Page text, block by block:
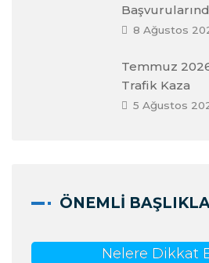
Başvurularınd
8 Ağustos
Temmuz
Trafik Kaza
5 Ağustos
ÖNEMLI
Nelere Dikkat